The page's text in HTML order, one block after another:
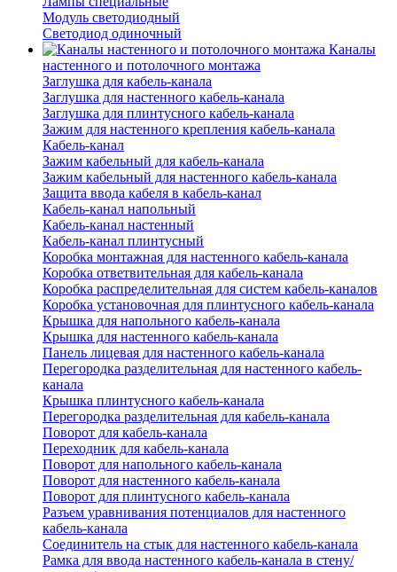
Модуль светодиодный
Светодиод одиночный
Каналы
настенного и потолочного монтажа
Заглушка для кабель-канала
Заглушка для настенного кабель-канала
Заглушка для плинтусного кабель-канала
Зажим для настенного крепления кабель-канала
Кабель-канал
Зажим кабельный для кабель-канала
Зажим кабельный для настенного кабель-канала
Защита ввода кабеля в кабель-канал
Кабель-канал напольный
Кабель-канал настенный
Кабель-канал плинтусный
Коробка монтажная для настенного кабель-канала
Коробка ответвительная для кабель-канала
Коробка распределительная для систем кабель-каналов
Коробка установочная для плинтусного кабель-канала
Крышка для напольного кабель-канала
Крышка для настенного кабель-канала
Панель лицевая для настенного кабель-канала
Перегородка разделительная для настенного кабель-
канала
Крышка плинтусного кабель-канала
Перегородка разделительная для кабель-канала
Поворот для кабель-канала
Переходник для кабель-канала
Поворот для напольного кабель-канала
Поворот для настенного кабель-канала
Поворот для плинтусного кабель-канала
Разъем уравнивания потенциалов для настенного
кабель-канала
Соединитель на стык для настенного кабель-канала
Рамка для ввода настенного кабель-канала в стену/